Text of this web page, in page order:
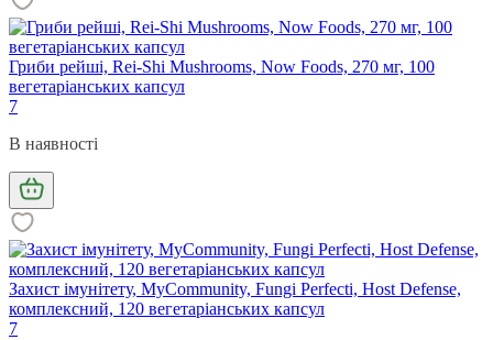
Гриби рейші, Rei-Shi Mushrooms, Now Foods, 270 мг, 100
вегетаріанських капсул
7
В наявності
Захист імунітету, MyCommunity, Fungi Perfecti, Host Defense,
комплексний, 120 вегетаріанських капсул
7